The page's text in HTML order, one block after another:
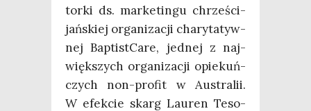
tor­ki ds. mar­ke­tin­gu chrze­ści­
jań­skiej orga­ni­za­cji cha­ry­ta­tyw­
nej Bap­ti­st­Ca­re, jed­nej z naj­
więk­szych orga­ni­za­cji opie­kuń­
czych non-pro­fit w Austra­lii.
W efek­cie skarg Lau­ren Teso­